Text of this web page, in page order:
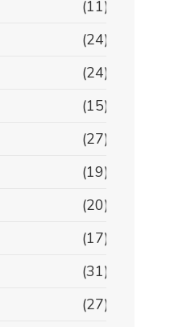
(11)
(24)
(24)
(15)
(27)
(19)
(20)
(17)
(31)
(27)